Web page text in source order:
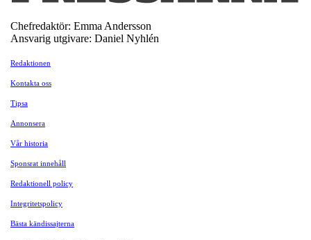
Chefredaktör: Emma Andersson
Ansvarig utgivare: Daniel Nyhlén
Redaktionen
Kontakta oss
Tipsa
Annonsera
Vår historia
Sponsrat innehåll
Redaktionell policy
Integritetspolicy
Bästa kändissajterna